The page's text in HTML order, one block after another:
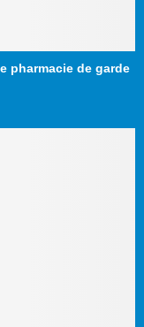
pharmacie de garde